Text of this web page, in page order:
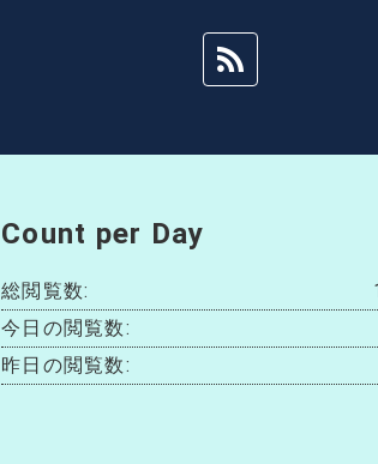
Count per Day
総閲覧数:
今日の閲覧数:
昨日の閲覧数: